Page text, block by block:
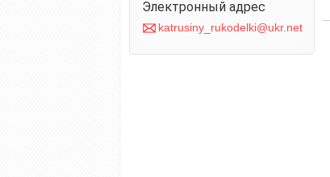
katrusiny_rukodelki@ukr.net